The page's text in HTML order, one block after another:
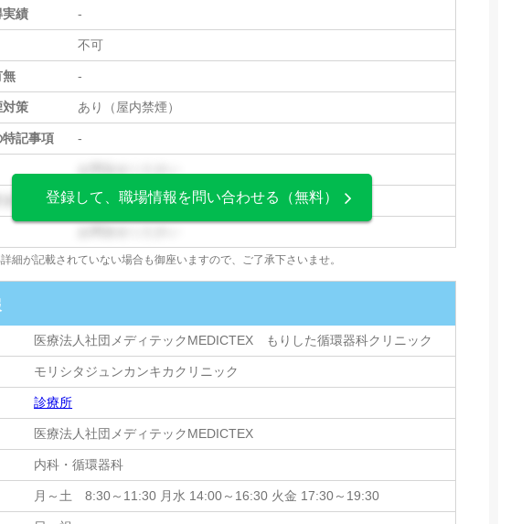
実績 -
不可
無 -
対策 あり（屋内禁煙）
記事項 -
お問合せください
登録して、職場情報を問い合わせる（無料）
細が記載されていない場合も御座いますので、ご了承下さいませ。
医療法人社団メディテックMEDICTEX もりした循環器科クリニック
モリシタジュンカンキカクリニック
診療所
医療法人社団メディテックMEDICTEX
内科・循環器科
月～土 8:30～11:30 月水 14:00～16:30 火金 17:30～19:30